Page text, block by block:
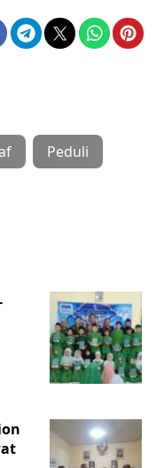
Peduli